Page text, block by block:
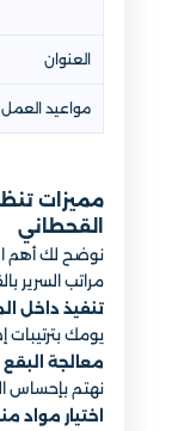
العنوان
مواعيد العمل
مميزات
القحطاني
نوضح لك أهم
مراتب السرير
تنفيذ داخل
يومك بترتيبات
معالجة البقع
نهتم بإحساس
اختيار مواد